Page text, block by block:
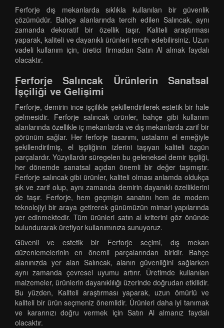
Ferforje dış mekanlarda sıklıkla kullanılan bir güvenlik
çözümüdür. Bahçe alanlarında tercih edilen Salıncak, aynı
zamanda dekoratif bir özellik taşır. Kaliteli araştırması
yaparak, kaliteli ve dayanıklı ürünleri tercih edebilirsiniz. Uzun
vadeli kullanım için, üretici firmadan Satın Al almak faydalı
olacaktır.
Ferforje Salıncak Ürünlerin Sanatsal
İşçiliği ve Gelişimi
Ferforje, demirin ince işçilikle şekillendirilerek estetik bir hale
gelmesidir. Ferforje salıncak ürünler, bahçe gibi kullanım
alanlarında özellikle iç mekanlarda ve dış mekanlarda zarif bir
görünüm sağlar. Her ferforje tasarımı, ustaların el emeğiyle
şekillendirilmiş, el işçiliğinin izlerini taşıyan kaliteli özgün
parçalardır. Yüzyıllardır süregelen bu geleneksel demir işçiliği,
her dönemde sanatsal açıdan önemli bir değer taşımıştır.
Ferforje salıncak gibi ürünler, kaliteli olması anlamda oldukça
şık ve zarif olup, aynı zamanda demirin dayanıklı özelliklerini
de taşır. Ferforje, hem geçmişin sanatını hem de modern
teknolojiyi bir araya getirerek günümüzün mimari yapılarında
yer edinmektedir. Tüm ürünleri satın al kriterini göz önünde
bulundurarak üretiyor kullanımınıza sunuyoruz.
Güvenli ve estetik bir Ferforje seçimi, dış mekan
düzenlemelerinin en önemli parçalarından biridir. Bahçe
alanınızda yer alan Salıncak, alanın güvenliğini sağlarken
aynı zamanda çevresel uyumu artırır. Üretimde kullanılan
malzemeler, ürünlerin dayanıklılığı üzerinde doğrudan etkilidir.
Bu yüzden, Kaliteli araştırması yaparak, uzun ömürlü ve
kaliteli bir ürün seçmeniz önemlidir. Ürünleri daha iyi tanımak
ve kararınızı doğru vermek için Satın Al almanız faydalı
olacaktır.